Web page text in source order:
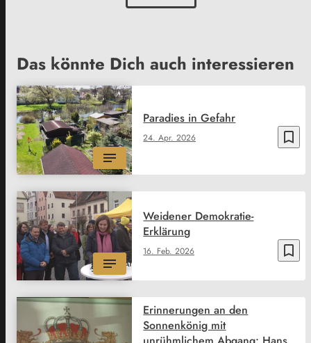
Das könnte Dich auch interessieren
bookmark_border
24. Apr. 2026
Paradies in Gefahr
bookmark_border
16. Feb. 2026
Weidener Demokratie-
Erklärung
Erinnerungen an den
Sonnenkönig mit